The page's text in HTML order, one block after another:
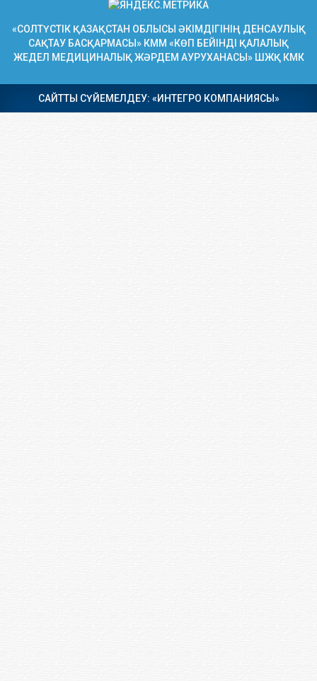
«СОЛТҮСТІК ҚАЗАҚСТАН ОБЛЫСЫ ӘКІМДІГІНІҢ ДЕНСАУЛЫҚ
САҚТАУ БАСҚАРМАСЫ» КММ «КӨП БЕЙІНДІ ҚАЛАЛЫҚ
ЖЕДЕЛ МЕДИЦИНАЛЫҚ ЖӘРДЕМ АУРУХАНАСЫ» ШЖҚ КМК
САЙТТЫ СҮЙЕМЕЛДЕУ: «ИНТЕГРО КОМПАНИЯСЫ»